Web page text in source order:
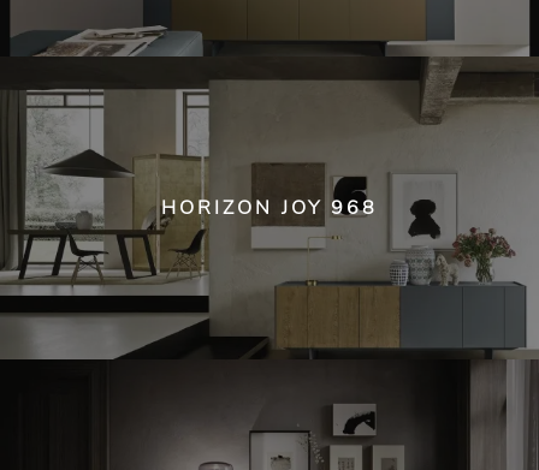
HORIZON JOY 968